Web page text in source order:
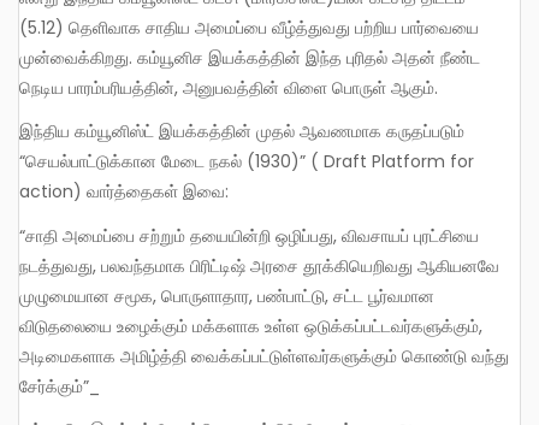
(5.12) தெளிவாக சாதிய அமைப்பை வீழ்த்துவது பற்றிய பார்வையை
முன்வைக்கிறது. கம்யூனிச இயக்கத்தின் இந்த புரிதல் அதன் நீண்ட
நெடிய பாரம்பரியத்தின், அனுபவத்தின் விளை பொருள் ஆகும்.
இந்திய கம்யூனிஸ்ட் இயக்கத்தின் முதல் ஆவணமாக கருதப்படும்
“செயல்பாட்டுக்கான மேடை நகல் (1930)” ( Draft Platform for
action) வார்த்தைகள் இவை:
“சாதி அமைப்பை சற்றும் தயையின்றி ஒழிப்பது, விவசாயப் புரட்சியை
நடத்துவது, பலவந்தமாக பிரிட்டிஷ் அரசை தூக்கியெறிவது ஆகியனவே
முழுமையான சமூக, பொருளாதார, பண்பாட்டு, சட்ட பூர்வமான
விடுதலையை உழைக்கும் மக்களாக உள்ள ஒடுக்கப்பட்டவர்களுக்கும்,
அடிமைகளாக அமிழ்த்தி வைக்கப்பட்டுள்ளவர்களுக்கும் கொண்டு வந்து
சேர்க்கும்”_